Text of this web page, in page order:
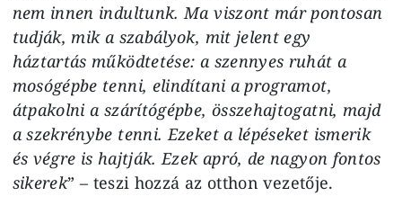
nem innen indultunk. Ma viszont már pontosan
tudják, mik a szabályok, mit jelent egy
háztartás működtetése: a szennyes ruhát a
mosógépbe tenni, elindítani a programot,
átpakolni a szárítógépbe, összehajtogatni, majd
a szekrénybe tenni. Ezeket a lépéseket ismerik
és végre is hajtják. Ezek apró, de nagyon fontos
sikerek” – teszi hozzá az otthon vezetője.